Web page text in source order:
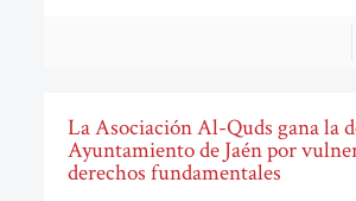
La Asociación Al-Quds gana la
Ayuntamiento de Jaén por
derechos fundamentales